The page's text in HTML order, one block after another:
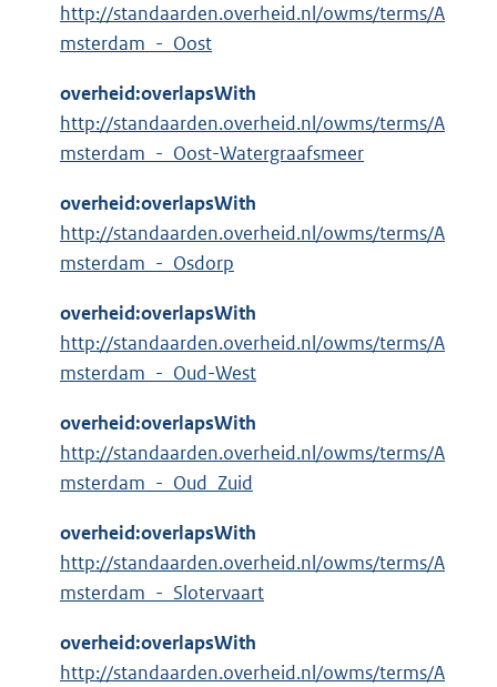
http://standaarden.overheid.nl/owms/terms/A
msterdam_-_Oost
overheid:overlapsWith
http://standaarden.overheid.nl/owms/terms/A
msterdam_-_Oost-Watergraafsmeer
overheid:overlapsWith
http://standaarden.overheid.nl/owms/terms/A
msterdam_-_Osdorp
overheid:overlapsWith
http://standaarden.overheid.nl/owms/terms/A
msterdam_-_Oud-West
overheid:overlapsWith
http://standaarden.overheid.nl/owms/terms/A
msterdam_-_Oud_Zuid
overheid:overlapsWith
http://standaarden.overheid.nl/owms/terms/A
msterdam_-_Slotervaart
overheid:overlapsWith
http://standaarden.overheid.nl/owms/terms/A